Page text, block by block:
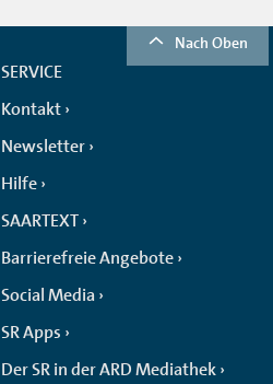
Nach Oben
SERVICE
Kontakt
Newsletter
Hilfe
SAARTEXT
Barrierefreie Angebote
Social Media
SR Apps
Der SR in der ARD Mediathek